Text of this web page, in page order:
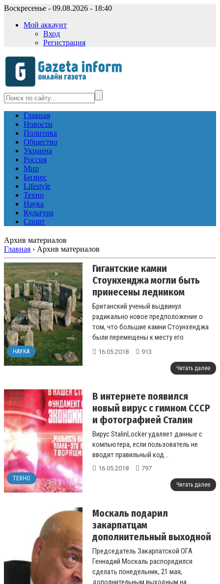
Воскресенье - 09.08.2026 - 18:40
Мой аккаунт
Вход
Регистрация
Главная
Новости
Политика
Общество
Украина
Россия
Мир
Бизнес
Lifestyle
Техно
Наука
Культура
Спорт
Архив материалов
Главная › Архив материалов
НАУКА
Гигантские камни
Стоунхенджа могли быть
принесены ледником
Британский ученый выдвинул
радикально новое предположение о
том, что большие камни Стоунхенджа
были перемещены к месту его
строительства ледником....
16.05.2018 913
Читать далее
ТЕХНО
В интернете появился
новый вирус с гимном СССР
и фотографией Сталин
Вирус StalinLocker удаляет данные с
компьютера, если пользователь не
вводит правильный код...
16.05.2018 797
Читать далее
Москаль подарил
закарпатцам
дополнительный выходной
Председатель Закарпатской ОГА
Геннадий Москаль распорядился
сделать понедельник, 21 мая,
дополнительным выходным на